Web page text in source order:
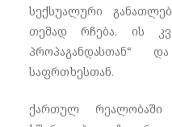
სექსუალური
თემად რჩება. ის
პროპაგანდასთან“
საფრთხესთან.
ქართულ რეალობაში